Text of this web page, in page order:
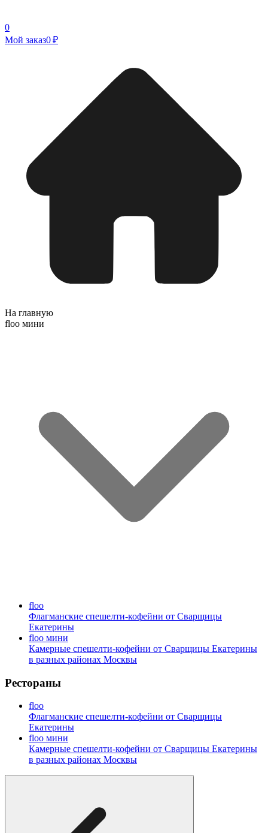
0
Мой заказ0 ₽
На главную
floo мини
floo
Флагманские спешелти-кофейни от Сварщицы
Екатерины
floo мини
Камерные спешелти-кофейни от Сварщицы Екатерины
в разных районах Москвы
Рестораны
floo
Флагманские спешелти-кофейни от Сварщицы
Екатерины
floo мини
Камерные спешелти-кофейни от Сварщицы Екатерины
в разных районах Москвы